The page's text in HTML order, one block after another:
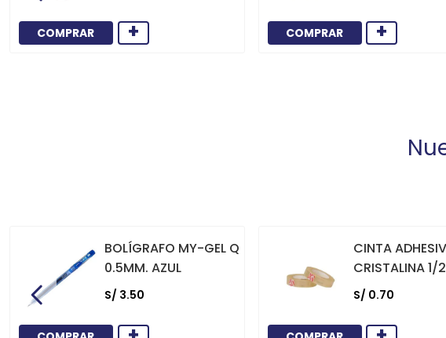
COMPRAR + COMPRAR +
BOLÍGRAFO MY-GEL Q
0.5MM. AZUL
S/ 3.50
CINTA
CRISTALINA 1/
X 36 YARDAS
S/ 0.70